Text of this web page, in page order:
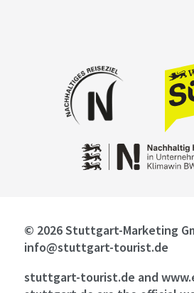
© 2026 Stuttgart-Marketing
info@stuttgart-tourist.de
stuttgart-tourist.de and